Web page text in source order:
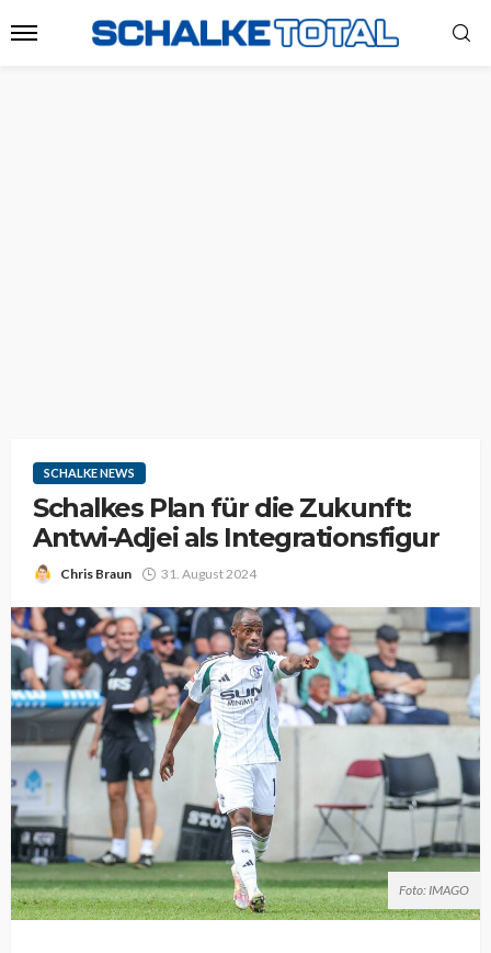
SCHALKE NEWS
Schalkes Plan für die Zukunft:
Antwi-Adjei als Integrationsfigur
Chris Braun 31. August 2024
Foto: IMAGO